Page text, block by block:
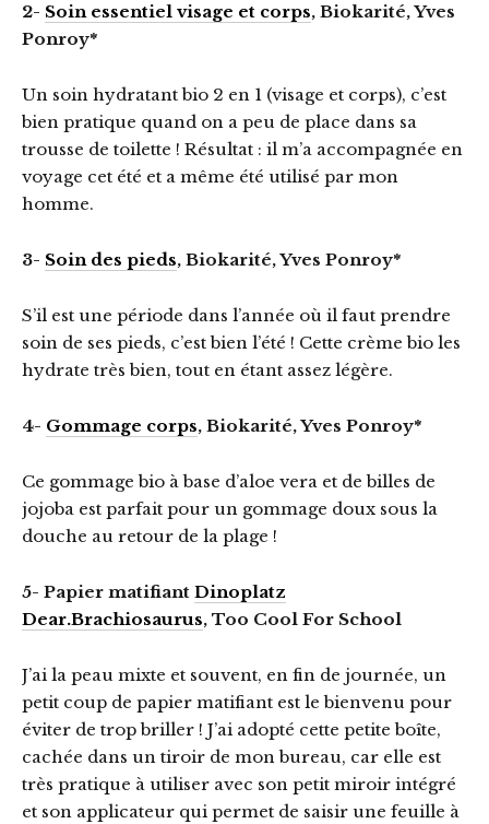
2- Soin essentiel visage et corps, Biokarité, Yves
Ponroy*
Un soin hydratant bio 2 en 1 (visage et corps), c’est
bien pratique quand on a peu de place dans sa
trousse de toilette ! Résultat : il m’a accompagnée en
voyage cet été et a même été utilisé par mon
homme.
3- Soin des pieds, Biokarité, Yves Ponroy*
S’il est une période dans l’année où il faut prendre
soin de ses pieds, c’est bien l’été ! Cette crème bio les
hydrate très bien, tout en étant assez légère.
4- Gommage corps, Biokarité, Yves Ponroy*
Ce gommage bio à base d’aloe vera et de billes de
jojoba est parfait pour un gommage doux sous la
douche au retour de la plage !
5- Papier matifiant Dinoplatz
Dear.Brachiosaurus, Too Cool For School
J’ai la peau mixte et souvent, en fin de journée, un
petit coup de papier matifiant est le bienvenu pour
éviter de trop briller ! J’ai adopté cette petite boîte,
cachée dans un tiroir de mon bureau, car elle est
très pratique à utiliser avec son petit miroir intégré
et son applicateur qui permet de saisir une feuille à